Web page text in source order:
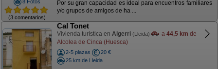
8 Fotos
(3 comentarios)
Por su gran capacidad es ideal para encuentros familiares
y/o grupos de amigos de ha ...
Cal Tonet
Vivienda turística en Algerri (Lleida) a 44,5 km de
Alcolea de Cinca (Huesca)
2-5 plazas
20 €
25 km de Lleida